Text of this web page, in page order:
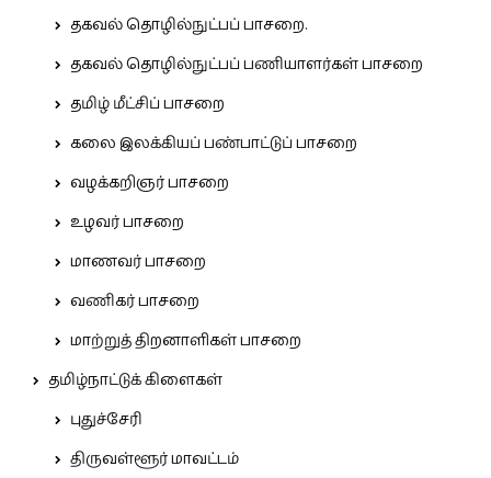
தகவல் தொழில்நுட்பப் பாசறை.
தகவல் தொழில்நுட்பப் பணியாளர்கள் பாசறை
தமிழ் மீட்சிப் பாசறை
கலை இலக்கியப் பண்பாட்டுப் பாசறை
வழக்கறிஞர் பாசறை
உழவர் பாசறை
மாணவர் பாசறை
வணிகர் பாசறை
மாற்றுத் திறனாளிகள் பாசறை
தமிழ்நாட்டுக் கிளைகள்
புதுச்சேரி
திருவள்ளூர் மாவட்டம்